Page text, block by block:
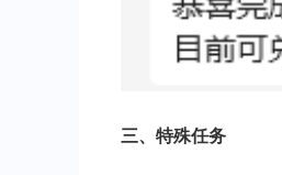
三、特殊任务